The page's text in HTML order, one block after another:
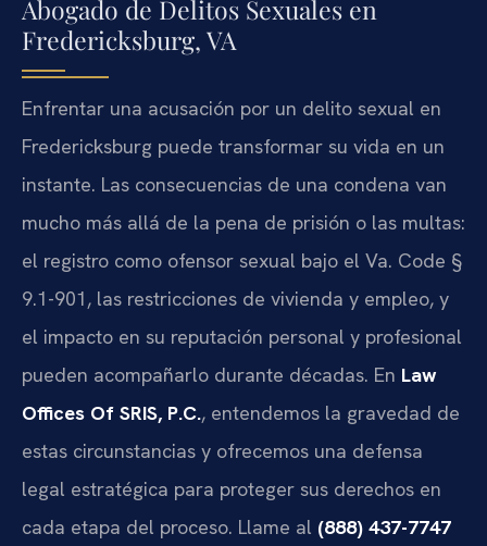
Abogado de Delitos Sexuales en
Fredericksburg, VA
Enfrentar una acusación por un delito sexual en
Fredericksburg puede transformar su vida en un
instante. Las consecuencias de una condena van
mucho más allá de la pena de prisión o las multas:
el registro como ofensor sexual bajo el Va. Code §
9.1-901, las restricciones de vivienda y empleo, y
el impacto en su reputación personal y profesional
pueden acompañarlo durante décadas. En Law
Offices Of SRIS, P.C., entendemos la gravedad de
estas circunstancias y ofrecemos una defensa
legal estratégica para proteger sus derechos en
cada etapa del proceso. Llame al (888) 437-7747